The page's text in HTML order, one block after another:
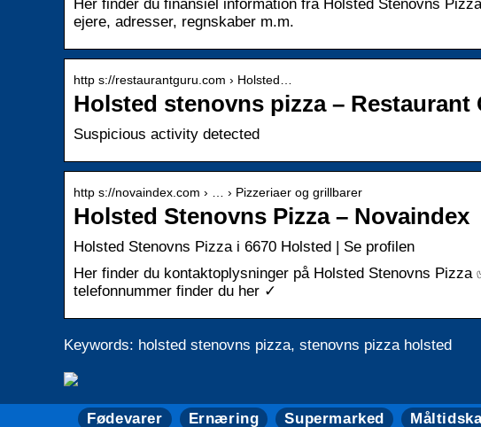
Her finder du finansiel information fra Holsted Stenovns
ejere, adresser, regnskaber m.m.
http s://restaurantguru.com › Holsted…
Holsted stenovns pizza – Restaurant
Suspicious activity detected
http s://novaindex.com › … › Pizzeriaer og grillbarer
Holsted Stenovns Pizza – Novaindex
Holsted Stenovns Pizza i 6670 Holsted | Se profilen
Her finder du kontaktoplysninger på Holsted Stenovns
telefonnummer finder du her ✓
Keywords: holsted stenovns pizza, stenovns pizza holsted
Fødevarer Ernæring Supermarked